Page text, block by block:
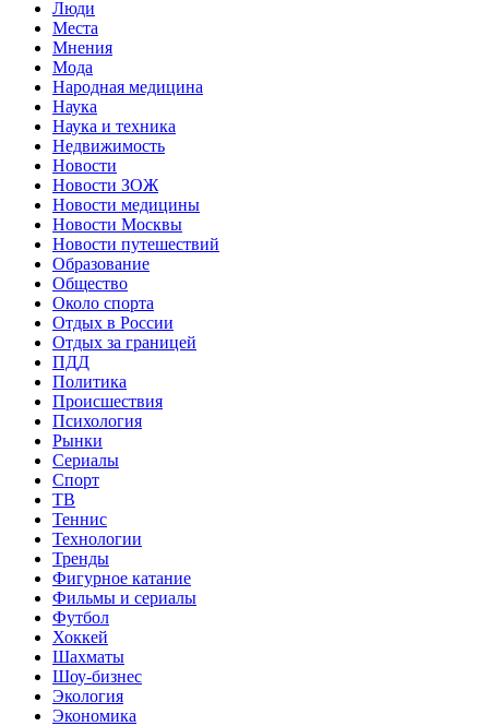
Люди
Места
Мнения
Мода
Народная медицина
Наука
Наука и техника
Недвижимость
Новости
Новости ЗОЖ
Новости медицины
Новости Москвы
Новости путешествий
Образование
Общество
Около спорта
Отдых в России
Отдых за границей
ПДД
Политика
Происшествия
Психология
Рынки
Сериалы
Спорт
ТВ
Теннис
Технологии
Тренды
Фигурное катание
Фильмы и сериалы
Футбол
Хоккей
Шахматы
Шоу-бизнес
Экология
Экономика